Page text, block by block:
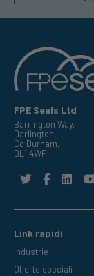
FPE Seals Ltd
Barrington Way,
Darlington,
Co Durham,
DL1 4WF
Link rapidi
Industrie
Offerte speciali